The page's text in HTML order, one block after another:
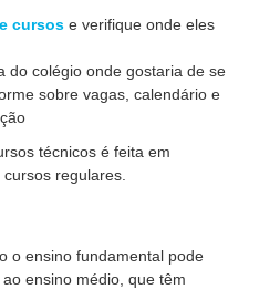
cursos e verifique onde eles
do colégio onde gostaria de se
sobre vagas, calendário e
técnicos é feita em
regulares.
o ensino fundamental pode
ensino médio, que têm